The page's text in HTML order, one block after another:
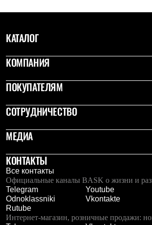
Аксессуары
Головные уборы
Балаклавы и маски
Повязки
Шарфы
Перчатки и рукавицы
Перчатки
Носки
Брелки
Ремни
Шевроны
Опушки
Термоковрики
Уход за одеждой
В Арктику
Коллекции
КАТАЛОГ
КОМПАНИЯ
ПОКУПАТЕЛЯМ
СОТРУДНИЧЕСТВО
МЕДИА
КОНТАКТЫ
Все контакты
Официальные каналы BASK о жизни и
Telegram
Youtube
Odnoklassniki
Vkontakte
Rutube
Интернет-магазин, розничные продажи: